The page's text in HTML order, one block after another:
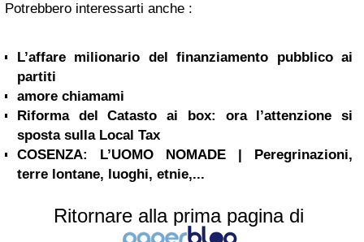
Potrebbero interessarti anche :
L’affare milionario del finanziamento pubblico ai
partiti
amore chiamami
Riforma del Catasto ai box: ora l’attenzione si
sposta sulla Local Tax
COSENZA: L’UOMO NOMADE | Peregrinazioni,
terre lontane, luoghi, etnie,...
Ritornare alla prima pagina di